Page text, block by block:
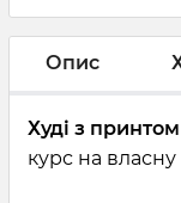
Опис
Худі з
курс на